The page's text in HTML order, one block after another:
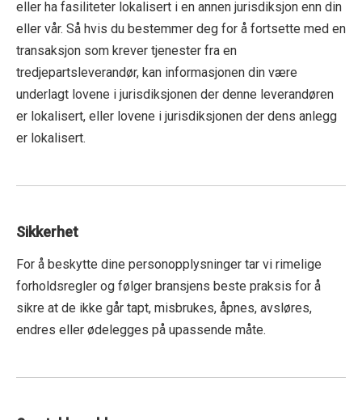
eller ha fasiliteter lokalisert i en annen jurisdiksjon enn din
eller vår. Så hvis du bestemmer deg for å fortsette med en
transaksjon som krever tjenester fra en
tredjepartsleverandør, kan informasjonen din være
underlagt lovene i jurisdiksjonen der denne leverandøren
er lokalisert, eller lovene i jurisdiksjonen der dens anlegg
er lokalisert.
Sikkerhet
For å beskytte dine personopplysninger tar vi rimelige
forholdsregler og følger bransjens beste praksis for å
sikre at de ikke går tapt, misbrukes, åpnes, avsløres,
endres eller ødelegges på upassende måte.